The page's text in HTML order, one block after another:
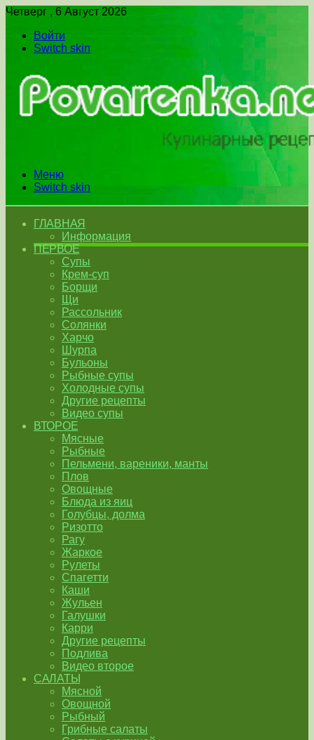
Четверг , 6 Август 2026
Войти
Switch skin
Меню
Switch skin
ГЛАВНАЯ
Информация
ПЕРВОЕ
Супы
Крем-суп
Борщи
Щи
Рассольник
Солянки
Харчо
Шурпа
Бульоны
Рыбные супы
Холодные супы
Другие рецепты
Видео супы
ВТОРОЕ
Мясные
Рыбные
Пельмени, вареники, манты
Плов
Овощные
Блюда из яиц
Голубцы, долма
Ризотто
Рагу
Жаркое
Рулеты
Спагетти
Каши
Жульен
Галушки
Карри
Другие рецепты
Подлива
Видео второе
САЛАТЫ
Мясной
Овощной
Рыбный
Грибные салаты